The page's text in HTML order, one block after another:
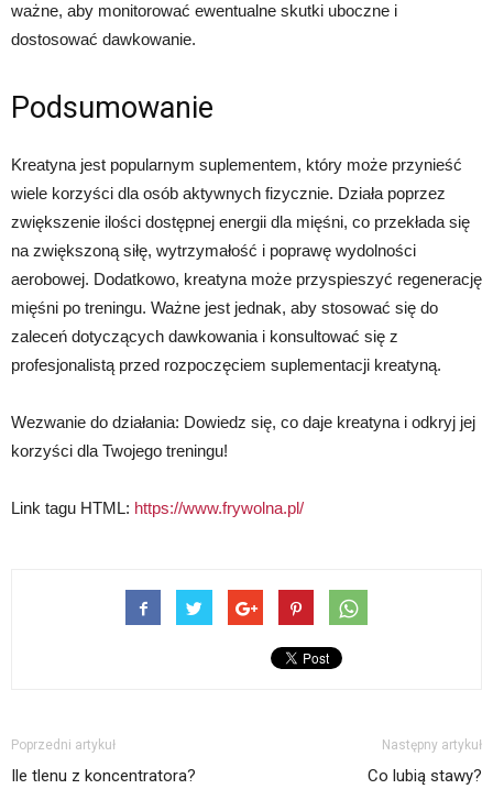
ważne, aby monitorować ewentualne skutki uboczne i
dostosować dawkowanie.
Podsumowanie
Kreatyna jest popularnym suplementem, który może przynieść
wiele korzyści dla osób aktywnych fizycznie. Działa poprzez
zwiększenie ilości dostępnej energii dla mięśni, co przekłada się
na zwiększoną siłę, wytrzymałość i poprawę wydolności
aerobowej. Dodatkowo, kreatyna może przyspieszyć regenerację
mięśni po treningu. Ważne jest jednak, aby stosować się do
zaleceń dotyczących dawkowania i konsultować się z
profesjonalistą przed rozpoczęciem suplementacji kreatyną.
Wezwanie do działania: Dowiedz się, co daje kreatyna i odkryj jej
korzyści dla Twojego treningu!
Link tagu HTML: https://www.frywolna.pl/
Poprzedni artykuł
Ile tlenu z koncentratora?
Następny artykuł
Co lubią stawy?